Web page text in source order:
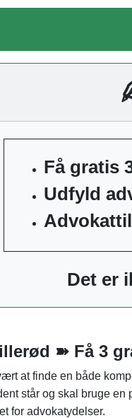
Få gratis
Udfyld
Det er
➽ Få 3
at finde en både
står og skal bruge
for advokatydelser.